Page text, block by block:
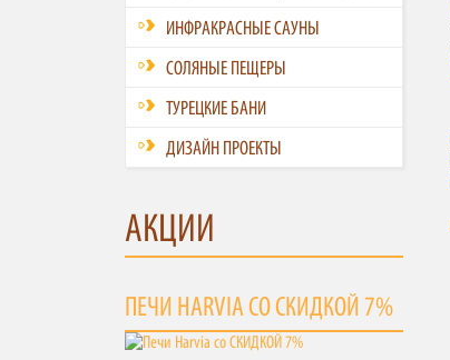
ИНФРАКРАСНЫЕ САУНЫ
СОЛЯНЫЕ ПЕЩЕРЫ
ТУРЕЦКИЕ БАНИ
ДИЗАЙН ПРОЕКТЫ
АКЦИИ
ПЕЧИ HARVIA СО СКИДКОЙ 7%